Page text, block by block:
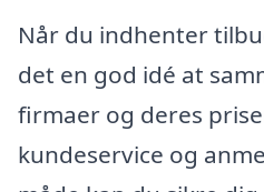
Når du indhenter
det en god idé at
firmaer og deres
kundeservice og